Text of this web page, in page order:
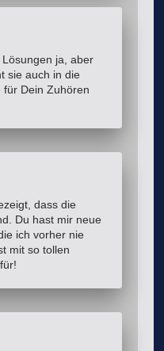
ja, aber
sie auch in die
für Dein Zuhören
dass die
Du hast mir neue
ich vorher nie
mit so tollen